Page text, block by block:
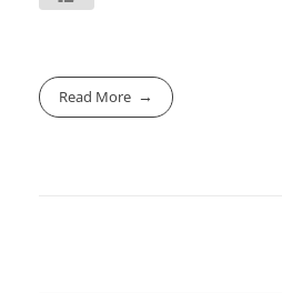
Read More